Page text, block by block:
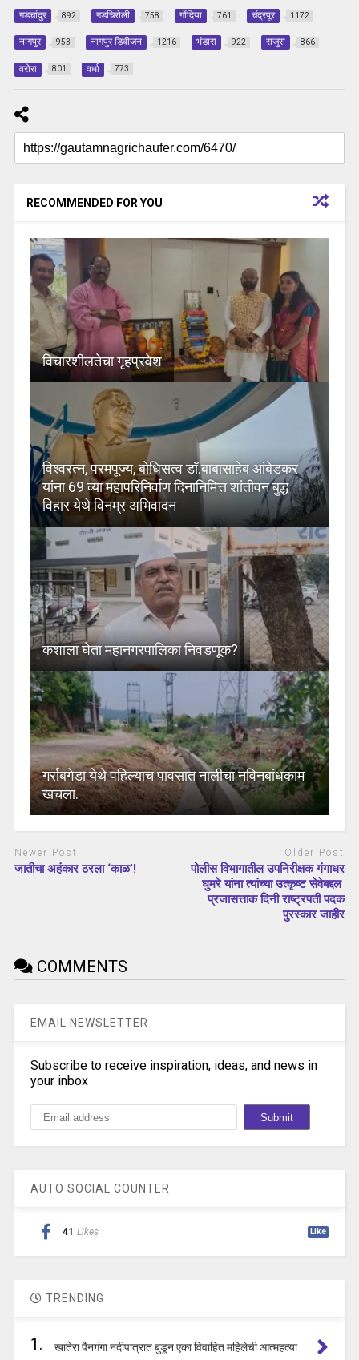
गडचांदुर 892 गडचिरोली 758 गोंदिया 761 चंद्रपूर 1172
नागपुर 953 नागपुर डिवीजन 1216 भंडारा 922 राजुरा 866
वरोरा 801 वर्धा 773
RECOMMENDED FOR YOU
विचारशीलतेचा गृहप्रवेश
विश्वरत्न, परमपूज्य, बोधिसत्व डॉ.बाबासाहेब आंबेडकर
यांना 69 व्या महापरिनिर्वाण दिनानिमित्त शांतीवन बुद्ध
विहार येथे विनम्र अभिवादन
कशाला घेता महानगरपालिका निवडणूक?
गर्राबगेडा येथे पहिल्याच पावसात नालीचा नविनबांधकाम
खचला.
Newer Post
जातीचा अहंकार ठरला ‘काळ’!
Older Post
पोलीस विभागातील उपनिरीक्षक गंगाधर
घुमरे यांना त्यांच्या उत्कृष्ट सेवेबद्दल
प्रजासत्ताक दिनी राष्ट्रपती पदक
पुरस्कार जाहीर
COMMENTS
EMAIL NEWSLETTER
Subscribe to receive inspiration, ideas, and news in
your inbox
AUTO SOCIAL COUNTER
41 Likes Like
TRENDING
1. खातेरा पैनगंगा नदीपात्रात बुडून एका विवाहित महिलेची आत्महत्या